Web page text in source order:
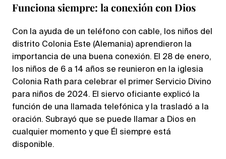
Funciona siempre: la conexión con Dios
Con la ayuda de un teléfono con cable, los niños del
distrito Colonia Este (Alemania) aprendieron la
importancia de una buena conexión. El 28 de enero,
los niños de 6 a 14 años se reunieron en la iglesia
Colonia Rath para celebrar el primer Servicio Divino
para niños de 2024. El siervo oficiante explicó la
función de una llamada telefónica y la trasladó a la
oración. Subrayó que se puede llamar a Dios en
cualquier momento y que Él siempre está
disponible.